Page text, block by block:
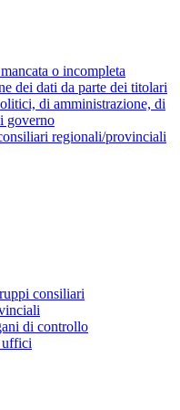
o incompleta
dei dati da parte dei titolari
di amministrazione, di
governo
regionali/provinciali
consiliari
di controllo
uffici